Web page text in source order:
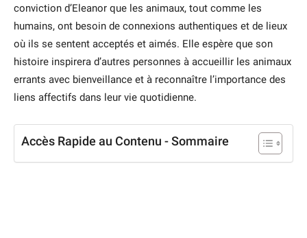
conviction d’Eleanor que les animaux, tout comme les
humains, ont besoin de connexions authentiques et de lieux
où ils se sentent acceptés et aimés. Elle espère que son
histoire inspirera d’autres personnes à accueillir les animaux
errants avec bienveillance et à reconnaître l’importance des
liens affectifs dans leur vie quotidienne.
Accès Rapide au Contenu - Sommaire